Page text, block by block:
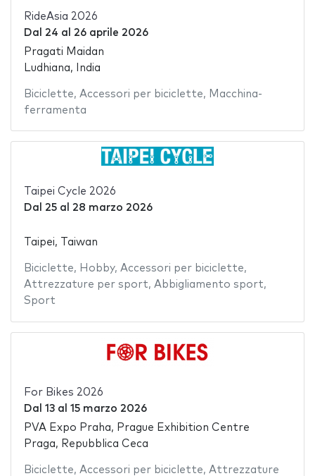
RideAsia 2026
Dal 24 al 26 aprile 2026
Pragati Maidan
Ludhiana, India
Biciclette, Accessori per biciclette, Macchina-
ferramenta
Taipei Cycle 2026
Dal 25al 28 marzo 2026
Taipei, Taiwan
Biciclette, Hobby, Accessori per biciclette,
Attrezzature per sport, Abbigliamento sport,
Sport
For Bikes 2026
Dal 13al 15 marzo 2026
PVA Expo Praha, Prague Exhibition Centre
Praga, Repubblica Ceca
Biciclette, Accessori per biciclette, Attrezzature